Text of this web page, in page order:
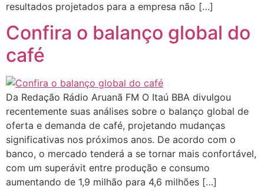
resultados projetados para a empresa não […]
Confira o balanço global do
café
Da Redação Rádio Aruanã FM O Itaú BBA divulgou
recentemente suas análises sobre o balanço global de
oferta e demanda de café, projetando mudanças
significativas nos próximos anos. De acordo com o
banco, o mercado tenderá a se tornar mais confortável,
com um superávit entre produção e consumo
aumentando de 1,9 milhão para 4,6 milhões […]